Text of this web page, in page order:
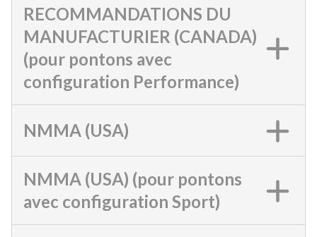
RECOMMANDATIONS DU
MANUFACTURIER (CANADA)
(pour pontons avec
configuration Performance)
NMMA (USA)
NMMA (USA) (pour pontons
avec configuration Sport)